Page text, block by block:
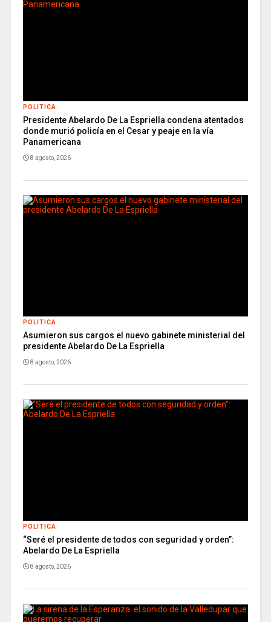
POLITICA
Presidente Abelardo De La Espriella condena atentados
donde murió policía en el Cesar y peaje en la vía
Panamericana
8 agosto, 2026
POLITICA
Asumieron sus cargos el nuevo gabinete ministerial del
presidente Abelardo De La Espriella
8 agosto, 2026
POLITICA
“Seré el presidente de todos con seguridad y orden”:
Abelardo De La Espriella
8 agosto, 2026